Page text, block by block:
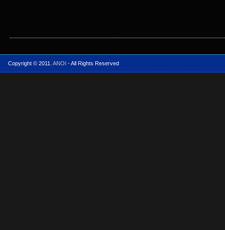
Copyright © 2011. ANOI - All Rights Reserved